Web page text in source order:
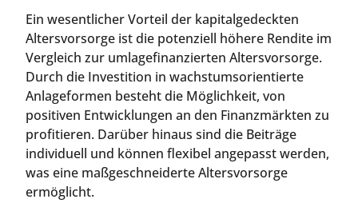
Ein wesentlicher Vorteil der kapitalgedeckten
Altersvorsorge ist die potenziell höhere Rendite im
Vergleich zur umlagefinanzierten Altersvorsorge.
Durch die Investition in wachstumsorientierte
Anlageformen besteht die Möglichkeit, von
positiven Entwicklungen an den Finanzmärkten zu
profitieren. Darüber hinaus sind die Beiträge
individuell und können flexibel angepasst werden,
was eine maßgeschneiderte Altersvorsorge
ermöglicht.